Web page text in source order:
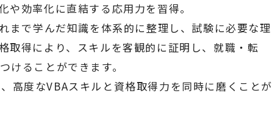
効率化に直結する応用力を習得。
まで学んだ知識を体系的に整理し、試験に必要な理
取得により、スキルを客観的に証明し、就職・転
けることができます。
高度なVBAスキルと資格取得力を同時に磨くことが